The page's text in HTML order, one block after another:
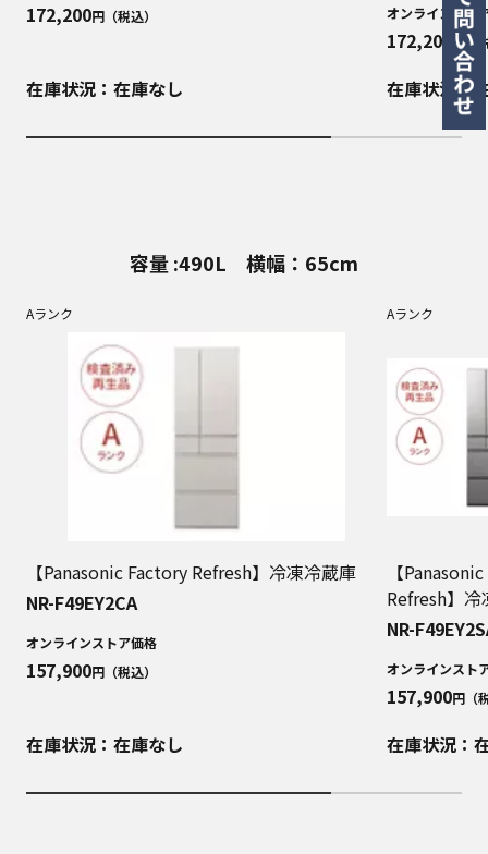
172,200円（税込）
在庫状況：在庫なし
オンラインスト
172,200 円（
在庫状況：
容量 :490L 横幅：65cm
Aランク
【Panasonic Factory Refresh】冷凍冷蔵庫
NR-F49EY2CA
オンラインストア価格
157,900円（税込）
在庫状況：在庫なし
Aランク
【
Refresh】
NR-
オンラインスト
157,900円（
在庫状況：